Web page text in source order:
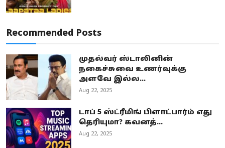
Recommended Posts
முதல்வர் ஸ்டாலினின்
நகைச்சுவை உணர்வுக்கு
அளவே இல்ல...
Aug 22, 2025
டாப் 5 ஸ்ட்ரீமிங் பிளாட்பார்ம் எது
தெரியுமா? கவனத்...
Aug 22, 2025